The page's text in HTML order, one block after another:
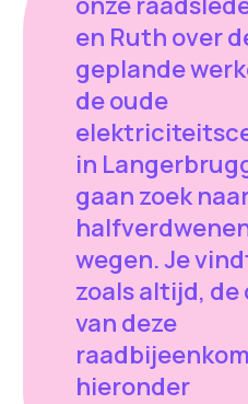
en Ruth over
geplande
de oude
in
gaan zoek
wegen. Je
zoals altijd, de
van deze
hieronder